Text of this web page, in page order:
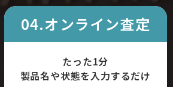
04.オンライン査定
たった1分
製品名や状態を入力するだけ